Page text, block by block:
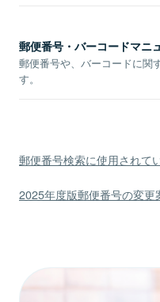
郵便番号・バーコードマニ
郵便番号や、バーコードに関
す。
郵便番号検索に使用されて
2025年度版郵便番号の変更